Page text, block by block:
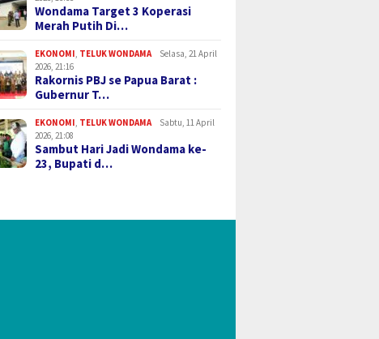
Wondama Target 3 Koperasi
Merah Putih Di…
EKONOMI TELUK WONDAMA
Selasa, 21 April
2026, 21:16
Rakornis PBJ se Papua Barat :
Gubernur T…
EKONOMI TELUK WONDAMA
Sabtu, 11 April
2026, 21:08
Sambut Hari Jadi Wondama ke-
23, Bupati d…